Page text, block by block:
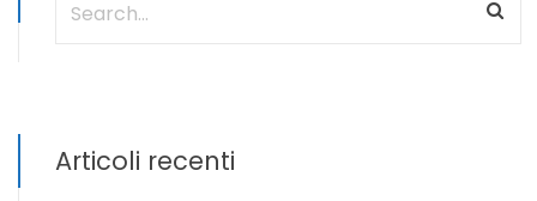
Articoli recenti